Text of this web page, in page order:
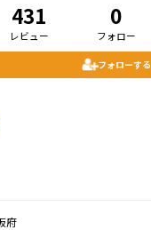
431
レビュー
0
フォロー
フォローする
府